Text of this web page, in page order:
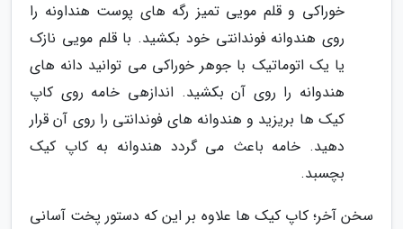
خوراکی و قلم مویی تمیز رگه های پوست هنداونه را
روی هندوانه فوندانتی خود بکشید. با قلم مویی نازک
یا یک اتوماتیک با جوهر خوراکی می توانید دانه های
هندوانه را روی آن بکشید. اندازهی خامه روی کاپ
کیک ها بریزید و هندوانه های فوندانتی را روی آن قرار
دهید. خامه باعث می گردد هندوانه به کاپ کیک
بچسبد.
سخن آخر؛ کاپ کیک ها علاوه بر این که دستور پخت آسانی